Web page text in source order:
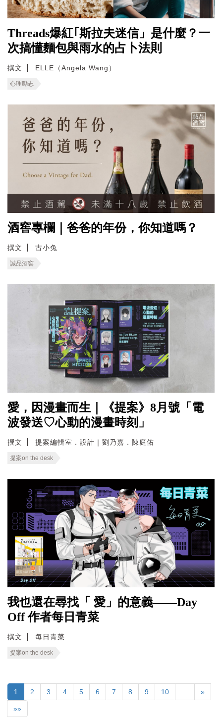
Threads爆紅｢斯拉夫迷信」是什麼？一
次搞懂麵包與雨水的占卜法則
撰文 ELLE（Angela Wang）
心理勵志
酒窖專欄｜爸爸的年份，你知道嗎？
撰文 古小兔
誠品酒窖
愛，因漫畫而生｜《提案》8月號「電
波發送♡心動的漫畫時刻」
撰文 提案編輯室．設計｜劉乃嘉．陳庭佑
提案on the desk
我也還在尋找「 愛」的意義——Day
Off 作者每日青菜
撰文 每日青菜
提案on the desk
1 2 3 4 5 6 7 8 9 10 »
»»